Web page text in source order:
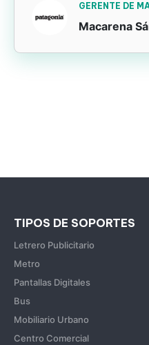
GERENTE DE
Macarena
TIPOS DE SOPORTES
Letrero Publicitario
Metro
Pantallas Digitales
Bus
Mobiliario Urbano
Centro Comercial